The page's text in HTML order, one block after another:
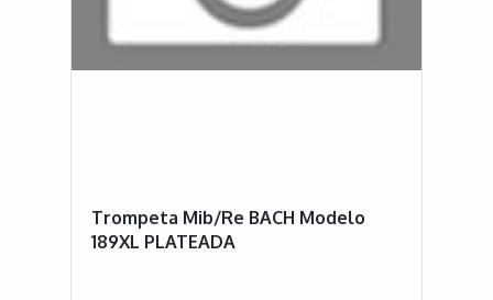
Trompeta Mib/Re BACH Modelo
189XL PLATEADA